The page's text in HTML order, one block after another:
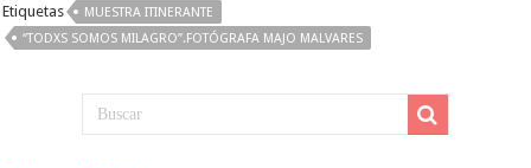
Etiquetas
MUESTRA ITINERANTE
“TODXS SOMOS MILAGRO”.FOTÓGRAFA MAJO MALVARES